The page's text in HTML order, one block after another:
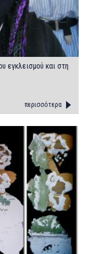
εγκλεισμού και στη
περισσότερα